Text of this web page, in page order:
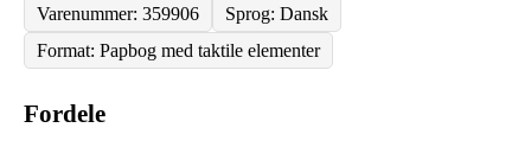
Fordele
Varenummer: 359906
Sprog: Dansk
Format: Papbog med taktile elementer